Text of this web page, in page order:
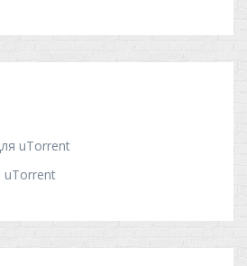
uTorrent
uTorrent